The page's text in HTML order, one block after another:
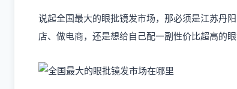
说起全国最大的眼批镜发市场，那必须是江苏丹
店、做电商，还是想给自己配一副性价比超高的